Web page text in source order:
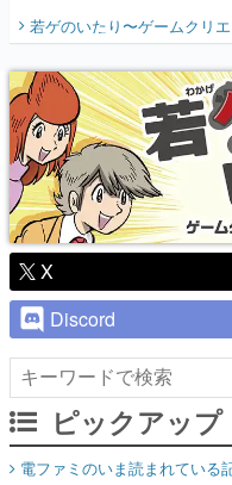
開
『少
り】
若ゲのいたり〜ゲームクリ
X
Discord
ピックアップ
電ファミのいま読まれている